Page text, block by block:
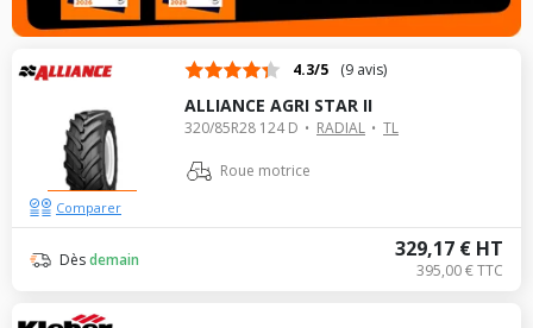
4.3/5 (9 avis)
ALLIANCE AGRI STAR II
320/85R28 124 D RADIAL TL
Roue motrice
329,17 € HT
395,00 € TTC
Dèsdemain
Comparer